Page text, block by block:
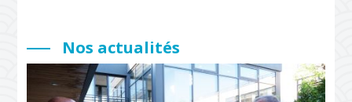
Nos actualités